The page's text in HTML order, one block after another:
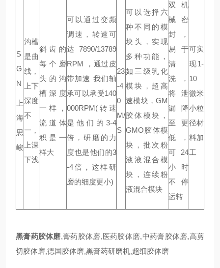
S
G
N
上
海
思
峻
沟槽
是曲
线，
上下
深度
不
一，
上深
下浅
斜齿的
每个磨
头的沟
槽深度
一样，
流道体
积是一
样大
可以通过变频
调速，转速可
达7890/13789
RPM ，通过皮
带加速 我们轴
承可以承受140
000RPM(转速
是他们的3-4
倍，研磨的力
度也是他们的3
-4倍，这样研
磨的细度更小)
23
-4
0
M/
S
可以选择六
种不同的模
块头，实现
多种功能，
如三级乳化
模块，超高
速模块，GM
胶体模块，
GMO胶体模
块，批次粉
液液混合模
块，连续粉
液混合模块
双机
械密
封，
易于
清
洗，
将泄
漏降
至更
低，
可24
小时
不停
运转
可实
现1-
10
微米
小粒
径材
料加
工
黑膏药胶体磨,膏药胶体磨,医药胶体磨,中药膏胶体磨,高剪
切胶体磨,德国胶体磨,黑膏药研磨机,超细胶体磨